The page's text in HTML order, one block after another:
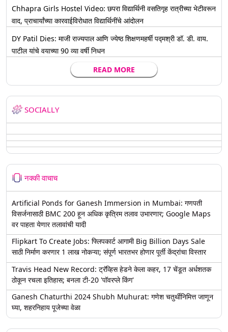
Chhapra Girls Hostel Video: छपरा विद्यार्थिनी वसतिगृह रात्रीच्या भेटीवरून
वाद, प्राचार्यांच्या कारवाईविरोधात विद्यार्थिनींचे आंदोलन
DY Patil Dies: माजी राज्यपाल आणि ज्येष्ठ शिक्षणमहर्षी पद्मश्री डॉ. डी. वाय.
पाटील यांचे वयाच्या 90 व्या वर्षी निधन
READ MORE
SOCIALLY
नक्की वाचाच
Artificial Ponds for Ganesh Immersion in Mumbai: गणपती
विसर्जनासाठी BMC 200 हून अधिक कृत्रिम तलाव उभारणार; Google Maps
वर पाहता येणार तलावांची यादी
Flipkart To Create Jobs: फ्लिपकार्ट आगामी Big Billion Days Sale
साठी निर्माण करणार 1 लाख नोकऱ्या; संपूर्ण भारतभर होणार पूर्ती केंद्रांचा विस्तार
Travis Head New Record: ट्रॅव्हिस हेडने केला कहर, 17 चेंडूत अर्धशतक
ठोकून रचला इतिहास; बनला टी-20 'पॉवरप्ले किंग'
Ganesh Chaturthi 2024 Shubh Muhurat: गणेश चतुर्थीनिमित्त जाणून
घ्या, शहरनिहाय पूजेच्या वेळा